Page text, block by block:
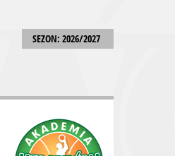
SEZON: 2026/2027